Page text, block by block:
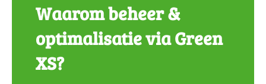
Waarom beheer &
optimalisatie via Green
XS?